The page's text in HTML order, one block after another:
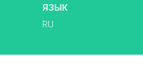
ЯЗЫК
RU